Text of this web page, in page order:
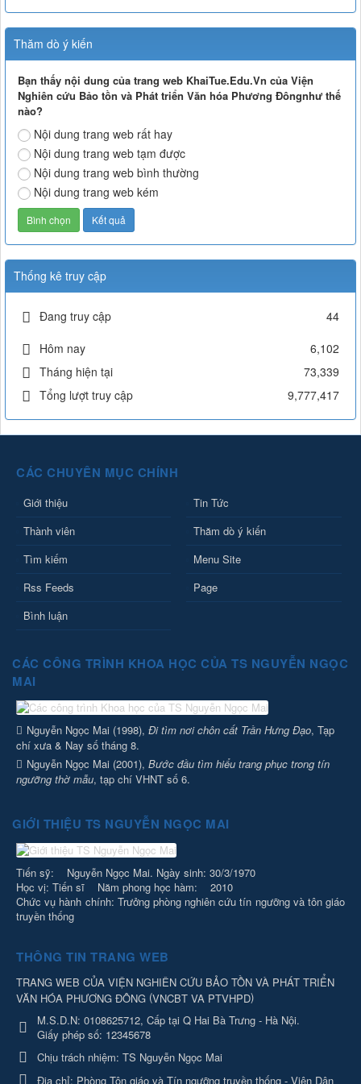
Thăm dò ý kiến
Bạn thấy nội dung của trang web KhaiTue.Edu.Vn của Viện
Nghiên cứu Bảo tồn và Phát triển Văn hóa Phương Đôngnhư thế
nào?
Nội dung trang web rất hay
Nội dung trang web tạm được
Nội dung trang web bình thường
Nội dung trang web kém
Thống kê truy cập
Đang truy cập
44
Hôm nay
6,102
Tháng hiện tại
73,339
Tổng lượt truy cập
9,777,417
CÁC CHUYÊN MỤC CHÍNH
Giới thiệu
Tin Tức
Thành viên
Thăm dò ý kiến
Tìm kiếm
Menu Site
Rss Feeds
Page
Bình luận
CÁC CÔNG TRÌNH KHOA HỌC CỦA TS NGUYỄN NGỌC
MAI
Nguyễn Ngọc Mai (1998), Đi tìm nơi chôn cất Trần Hưng Đạo, Tạp
chí xưa & Nay số tháng 8.
Nguyễn Ngọc Mai (2001), Bước đầu tìm hiểu trang phục trong tín
ngưỡng thờ mẫu, tạp chí VHNT số 6.
GIỚI THIỆU TS NGUYỄN NGỌC MAI
Tiến sỹ: Nguyễn Ngọc Mai. Ngày sinh: 30/3/1970
Học vị: Tiến sĩ Năm phong học hàm: 2010
Chức vụ hành chính: Trưởng phòng nghiên cứu tín ngưỡng và tôn giáo
truyền thống
THÔNG TIN TRANG WEB
TRANG WEB CỦA VIỆN NGHIÊN CỨU BẢO TỒN VÀ PHÁT TRIỂN
VĂN HÓA PHƯƠNG ĐÔNG (VNCBT VA PTVHPD)
M.S.D.N: 0108625712, Cấp tại Q Hai Bà Trưng - Hà Nội.
Giấy phép số: 12345678
Chịu trách nhiệm: TS Nguyễn Ngọc Mai
Địa chỉ: Phòng Tôn giáo và Tín ngưỡng truyền thống - Viện Dân